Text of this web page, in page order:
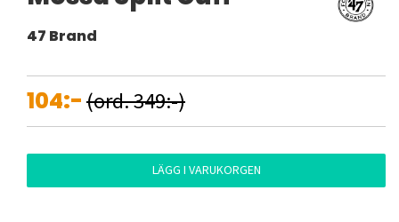
47 Brand
104:-(ord. 349:-)
LÄGG I VARUKORGEN